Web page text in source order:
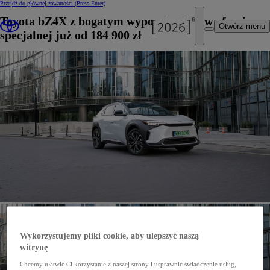
Przejdź do głównej zawartości (Press Enter)
Otwórz menu
Toyota bZ4X z bogatym wyposażeniem w ofercie
specjalnej już od 184 900 zł
Wykorzystujemy pliki cookie, aby ulepszyć naszą
witrynę
Chcemy ułatwić Ci korzystanie z naszej strony i usprawnić świadczenie usług,